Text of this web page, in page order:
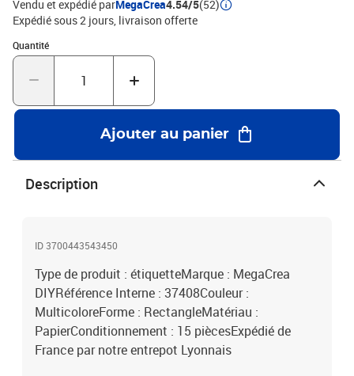
Vendu et expédié parMegaCrea4.54/5(52)
Expédié sous 2 jours livraison offerte
Quantité
Quantité : 1
Ajouter au panier
Description
ID 3700443543450
Type de produit : étiquetteMarque : MegaCrea
DIYRéférence Interne : 37408Couleur :
MulticoloreForme : RectangleMatériau :
PapierConditionnement : 15 piècesExpédié de
France par notre entrepot Lyonnais